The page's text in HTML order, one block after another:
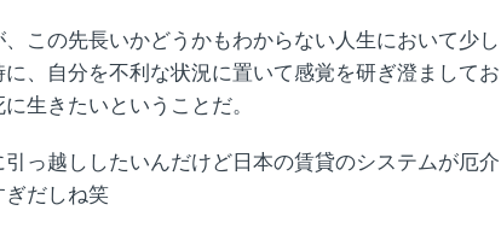
この先長いかどうかもわからない人生において少し
、自分を不利な状況に置いて感覚を研ぎ澄ましてお
生きたいということだ。
っ越ししたいんだけど日本の賃貸のシステムが厄介
だしね笑